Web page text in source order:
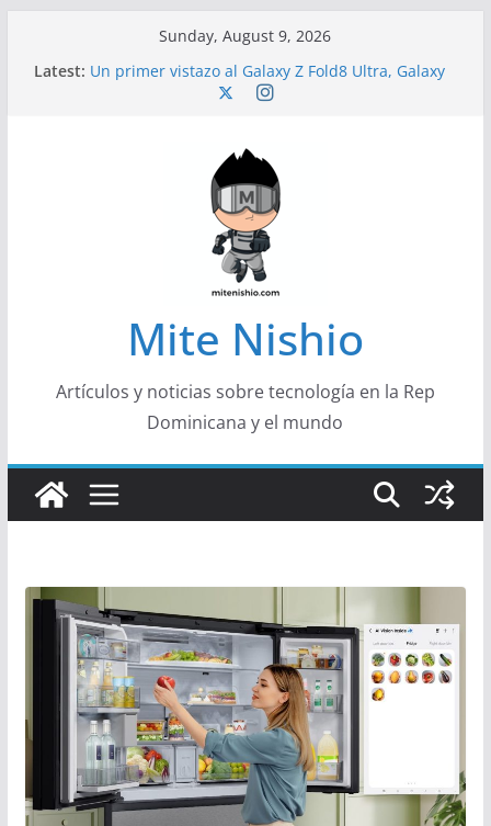
Sunday, August 9, 2026
Latest: Un primer vistazo al Galaxy Z Fold8 Ultra, Galaxy
Z Fold8 y Galaxy Z Flip8
Conferencistas analizarán los desafíos que
redefinen el futuro de las finanzas y la economía
Segunda edición de Marketing Unplugged
impulsa el marketing con propósito
Alerta sobre nueva campaña de ciberataques
que afecta a organizaciones de América Latina
Mite Nishio
Artículos y noticias sobre tecnología en la Rep
Dominicana y el mundo